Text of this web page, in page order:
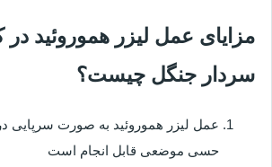
مزایای عمل لیزر هموروئید در
سردار جنگل چیست؟
عمل لیزر هموروئید به صورت سرپایی
حسی موضعی قابل انجام است